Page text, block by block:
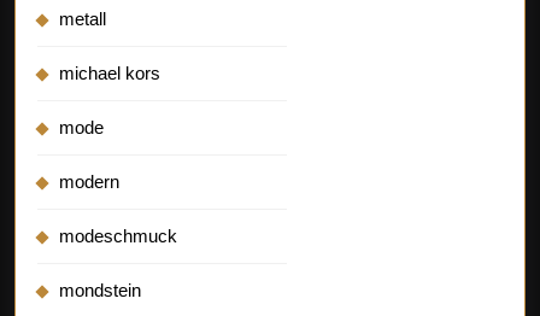
metall
michael kors
mode
modern
modeschmuck
mondstein